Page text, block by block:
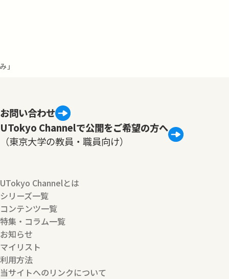
」
お問い合わせ
UTokyo Channelで公開をご希望の方へ
（東京大学の教員・職員向け）
UTokyo Channelとは
シリーズ一覧
コンテンツ一覧
特集・コラム一覧
お知らせ
マイリスト
利用方法
当サイトへのリンクについて